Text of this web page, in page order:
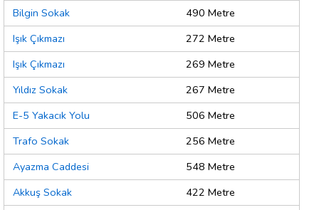
Bilgin Sokak
490 Metre
Işık Çıkmazı
272 Metre
Işık Çıkmazı
269 Metre
Yıldız Sokak
267 Metre
E-5 Yakacık Yolu
506 Metre
Trafo Sokak
256 Metre
Ayazma Caddesi
548 Metre
Akkuş Sokak
422 Metre